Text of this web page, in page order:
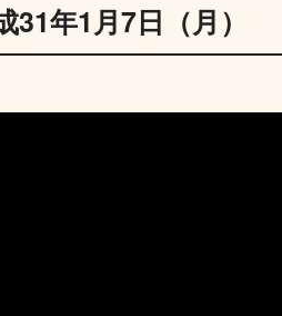
31年1月7日（月）